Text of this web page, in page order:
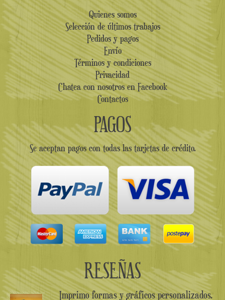
Quienes somos
Selección de últimos trabajos
Pedidos y pagos
Envío
Términos y condiciones
Privacidad
Chatea con nosotros en Facebook
Contactos
PAGOS
Se aceptan pagos con todas las tarjetas de crédito.
RESEÑAS
Imprimo formas y gráficos personalizados.